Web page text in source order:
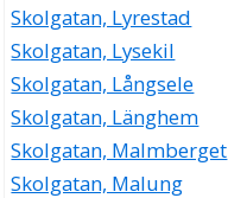
Skolgatan, Lyrestad
Skolgatan, Lysekil
Skolgatan, Långsele
Skolgatan, Länghem
Skolgatan, Malmberget
Skolgatan, Malung